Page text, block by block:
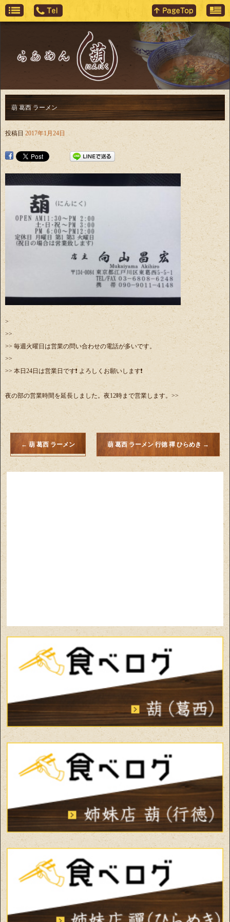
葫 葛西 ラーメン
投稿日 2017年1月24日
>
>>
>> 毎週火曜日は営業の問い合わせの電話が多いです。
>>
>> 本日24日は営業日です❗️ よろしくお願いします❗️
夜の部の営業時間を延長しました。夜12時まで営業します。>>
← 葫 葛西 ラーメン 葫 葛西 ラーメン 行徳 禪 ひらめき →